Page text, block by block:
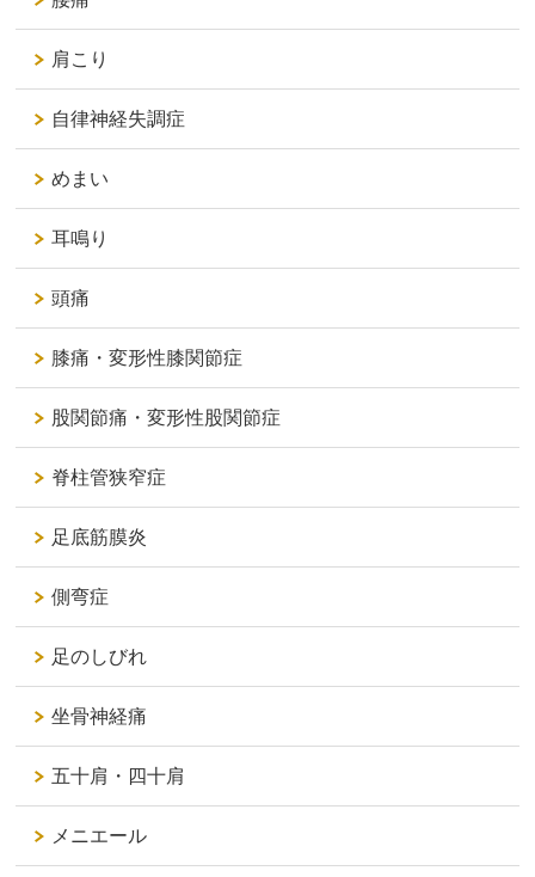
肩こり
自律神経失調症
めまい
耳鳴り
頭痛
膝痛・変形性膝関節症
股関節痛・変形性股関節症
脊柱管狭窄症
足底筋膜炎
側弯症
足のしびれ
坐骨神経痛
五十肩・四十肩
メニエール